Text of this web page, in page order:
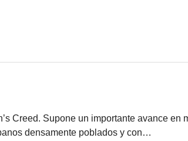
Creed. Supone un importante avance
densamente poblados y con…